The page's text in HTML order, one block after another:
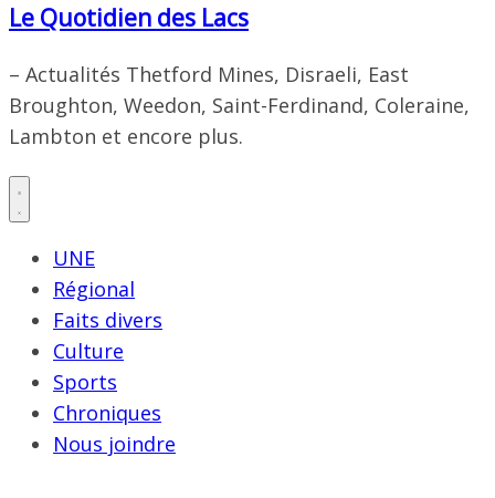
Le Quotidien des Lacs
– Actualités Thetford Mines, Disraeli, East
Broughton, Weedon, Saint-Ferdinand, Coleraine,
Lambton et encore plus.
UNE
Régional
Faits divers
Culture
Sports
Chroniques
Nous joindre